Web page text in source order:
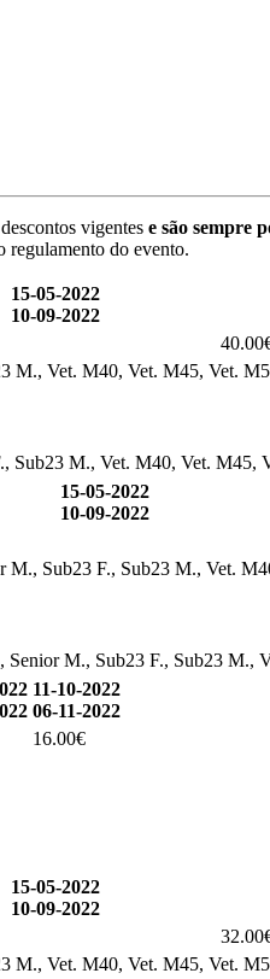
vigentes e são sempre
regulamento do evento.
15-05-2022
10-09-2022
M., Vet. M40, Vet. M45, Vet.
Sub23 M., Vet. M40, Vet.
15-05-2022
10-09-2022
M., Sub23 F., Sub23 M., Vet.
Senior M., Sub23 F., Sub23
11-10-2022
06-11-2022
16.00€
15-05-2022
10-09-2022
M., Vet. M40, Vet. M45, Vet.